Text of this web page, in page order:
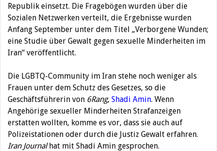
Republik einsetzt. Die Fragebögen wurden über die
Sozialen Netzwerken verteilt, die Ergebnisse wurden
Anfang September unter dem Titel „Verborgene Wunden;
eine Studie über Gewalt gegen sexuelle Minderheiten im
Iran“ veröffentlicht.
Die LGBTQ-Community im Iran stehe noch weniger als
Frauen unter dem Schutz des Gesetzes, so die
Geschäftsführerin von 6Rang, Shadi Amin. Wenn
Angehörige sexueller Minderheiten Strafanzeigen
erstatten wollten, komme es vor, dass sie auch auf
Polizeistationen oder durch die Justiz Gewalt erfahren.
Iran Journalhat mit Shadi Amin gesprochen.